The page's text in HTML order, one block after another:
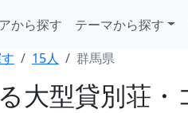
から探す テーマから探す
15人 群馬県
大型貸別荘・